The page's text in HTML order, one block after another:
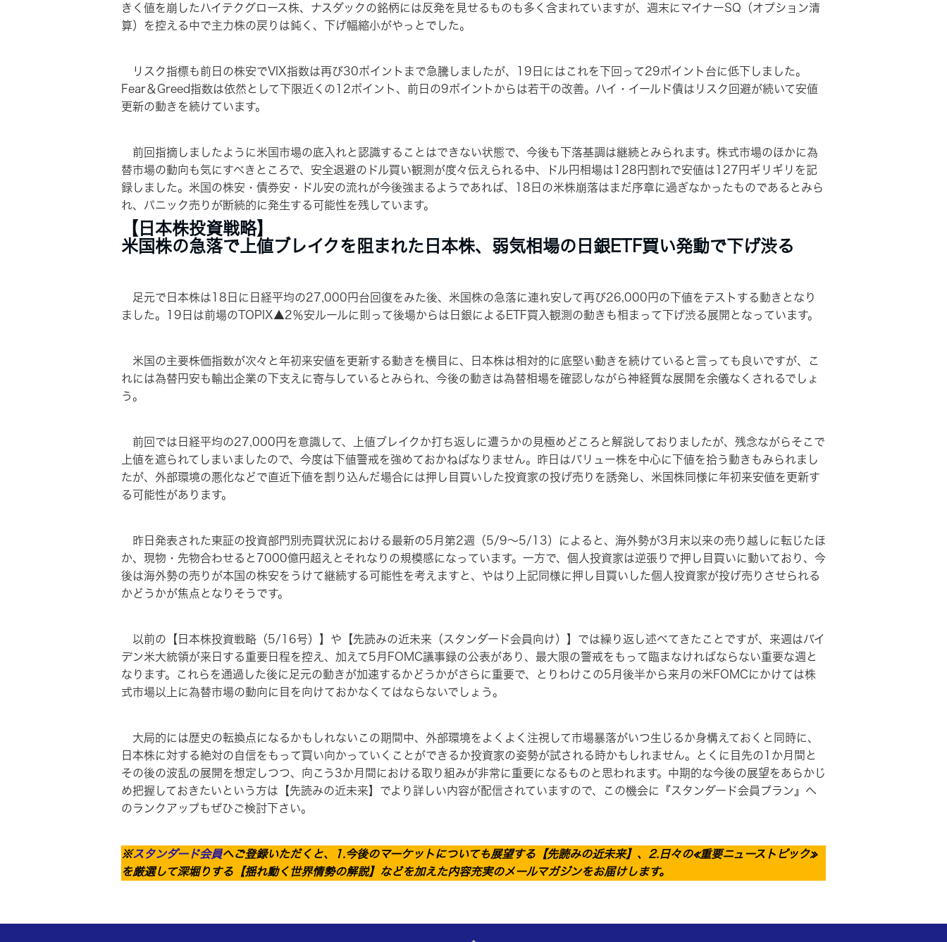
きく値を崩したハイテクグロース株、ナスダックの銘柄には反発を見せるものも多く含まれていますが、週末にマイナーSQ（オプション清
算）を控える中で主力株の戻りは鈍く、下げ幅縮小がやっとでした。
リスク指標も前日の株安でVIX指数は再び30ポイントまで急騰しましたが、19日にはこれを下回って29ポイント台に低下しました。
Fear＆Greed指数は依然として下限近くの12ポイント、前日の9ポイントからは若干の改善。ハイ・イールド債はリスク回避が続いて安値
更新の動きを続けています。
前回指摘しましたように米国市場の底入れと認識することはできない状態で、今後も下落基調は継続とみられます。株式市場のほかに為
替市場の動向も気にすべきところで、安全退避のドル買い観測が度々伝えられる中、ドル円相場は128円割れで安値は127円ギリギリを記
録しました。米国の株安・債券安・ドル安の流れが今後強まるようであれば、18日の米株崩落はまだ序章に過ぎなかったものであるとみら
れ、パニック売りが断続的に発生する可能性を残しています。
【日本株投資戦略】
米国株の急落で上値ブレイクを阻まれた日本株、弱気相場の日銀ETF買い発動で下げ渋る
足元で日本株は18日に日経平均の27,000円台回復をみた後、米国株の急落に連れ安して再び26,000円の下値をテストする動きとなり
ました。19日は前場のTOPIX▲2％安ルールに則って後場からは日銀によるETF買入観測の動きも相まって下げ渋る展開となっています。
米国の主要株価指数が次々と年初来安値を更新する動きを横目に、日本株は相対的に底堅い動きを続けていると言っても良いですが、こ
れには為替円安も輸出企業の下支えに寄与しているとみられ、今後の動きは為替相場を確認しながら神経質な展開を余儀なくされるでしょ
う。
前回では日経平均の27,000円を意識して、上値ブレイクか打ち返しに遭うかの見極めどころと解説しておりましたが、残念ながらそこで
上値を遮られてしまいましたので、今度は下値警戒を強めておかねばなりません。昨日はバリュー株を中心に下値を拾う動きもみられまし
たが、外部環境の悪化などで直近下値を割り込んだ場合には押し目買いした投資家の投げ売りを誘発し、米国株同様に年初来安値を更新す
る可能性があります。
昨日発表された東証の投資部門別売買状況における最新の5月第2週（5/9～5/13）によると、海外勢が3月末以来の売り越しに転じたほ
か、現物・先物合わせると7000億円超えとそれなりの規模感になっています。一方で、個人投資家は逆張りで押し目買いに動いており、今
後は海外勢の売りが本国の株安をうけて継続する可能性を考えますと、やはり上記同様に押し目買いした個人投資家が投げ売りさせられる
かどうかが焦点となりそうです。
以前の【日本株投資戦略（5/16号）】や【先読みの近未来（スタンダード会員向け）】では繰り返し述べてきたことですが、来週はバイ
デン米大統領が来日する重要日程を控え、加えて5月FOMC議事録の公表があり、最大限の警戒をもって臨まなければならない重要な週と
なります。これらを通過した後に足元の動きが加速するかどうかがさらに重要で、とりわけこの5月後半から来月の米FOMCにかけては株
式市場以上に為替市場の動向に目を向けておかなくてはならないでしょう。
大局的には歴史の転換点になるかもしれないこの期間中、外部環境をよくよく注視して市場暴落がいつ生じるか身構えておくと同時に、
日本株に対する絶対の自信をもって買い向かっていくことができるか投資家の姿勢が試される時かもしれません。とくに目先の1か月間と
その後の波乱の展開を想定しつつ、向こう3か月間における取り組みが非常に重要になるものと思われます。中期的な今後の展望をあらかじ
め把握しておきたいという方は【先読みの近未来】でより詳しい内容が配信されていますので、この機会に『スタンダード会員プラン』へ
のランクアップもぜひご検討下さい。
※スタンダード会員へご登録いただくと、1.今後のマーケットについても展望する【先読みの近未来】、2.日々の≪重要ニューストピック≫
を厳選して深堀りする【揺れ動く世界情勢の解説】などを加えた内容充実のメールマガジンをお届けします。